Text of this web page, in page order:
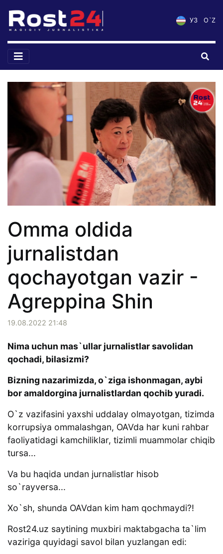
УЗ O`Z
Omma oldida
jurnalistdan
qochayotgan vazir -
Agreppina Shin
19.08.2022 21:48
Nima uchun mas`ullar jurnalistlar savolidan
qochadi, bilasizmi?
Bizning nazarimizda, o`ziga ishonmagan, aybi
bor amaldorgina jurnalistlardan qochib yuradi.
O`z vazifasini yaxshi uddalay olmayotgan, tizimda
korrupsiya ommalashgan, OAVda har kuni rahbar
faoliyatidagi kamchiliklar, tizimli muammolar chiqib
tursa...
Va bu haqida undan jurnalistlar hisob
so`rayversa...
Xo`sh, shunda OAVdan kim ham qochmaydi?!
Rost24.uz saytining muxbiri maktabgacha ta`lim
vaziriga quyidagi savol bilan yuzlangan edi: